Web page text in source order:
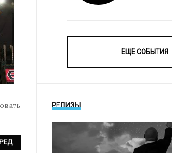
ГЕРМАНИЯ)
ФОТОРЕПОРТАЖ: UNZUCHT - АВТОГРАФ-СЕССИЯ
ЕЩЕ СОБЫТИЯ
РЕЛИЗЫ